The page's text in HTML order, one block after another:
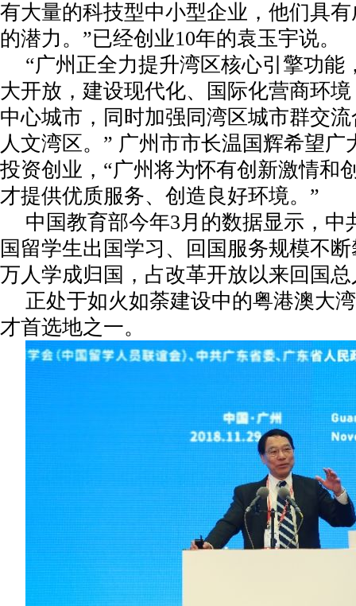
有大量的科技型中小型企业，他们具
的潜力。”已经创业10年的袁玉宇说。
“广州正全力提升湾区核心引擎功能
大开放，建设现代化、国际化营商环
中心城市，同时加强同湾区城市群交
人文湾区。” 广州市市长温国辉希望广
投资创业，“广州将为怀有创新激情和
才提供优质服务、创造良好环境。”
中国教育部今年3月的数据显示，中
国留学生出国学习、回国服务规模不
万人学成归国，占改革开放以来回国总
正处于如火如荼建设中的粤港澳大
才首选地之一。